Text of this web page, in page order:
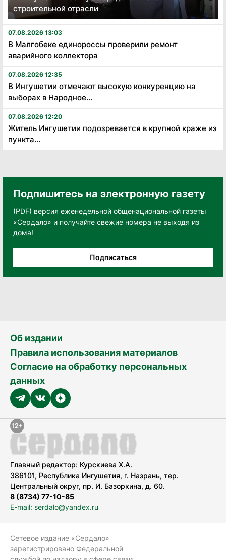
строительной отрасли
07.08.2026 13:03
В Малгобеке единороссы проверили ремонт
аварийного коллектора
07.08.2026 12:35
В Ингушетии отмечают высокую конкуренцию на
выборах в Народное...
07.08.2026 12:20
Житель Ингушетии подозревается в крупной краже из
пункта...
Подпишитесь на электронную газету
(PDF) версия еженедельной общенациональной газеты
«Сердало» и получайте свежие номера не выходя из
дома!
Подписаться
Об издании
Правила использования материалов
Согласие на обработку персональных
данных
Главный редактор: Курскиева Х.А.
386101, Республика Ингушетия, г. Назрань, тер.
Центральный округ, пр. И. Базоркина, д. 60.
8 (8734) 77-10-85
E-mail: serdalo@yandex.ru
Сетевое издание «Сердало»
зарегистрировано Федеральной